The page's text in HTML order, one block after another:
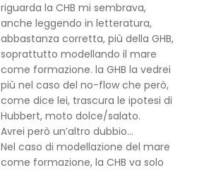
riguarda la CHB mi sembrava,
anche leggendo in letteratura,
abbastanza corretta, più della GHB,
soprattutto modellando il mare
come formazione. la GHB la vedrei
più nel caso del no-flow che però,
come dice lei, trascura le ipotesi di
Hubbert, moto dolce/salato.
Avrei però un’altro dubbio…
Nel caso di modellazione del mare
come formazione, la CHB va solo